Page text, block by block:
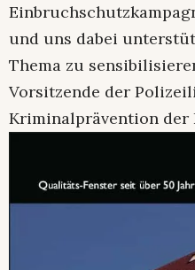
und uns dabei
Thema zu
Vorsitzende der
Kriminalprävention der